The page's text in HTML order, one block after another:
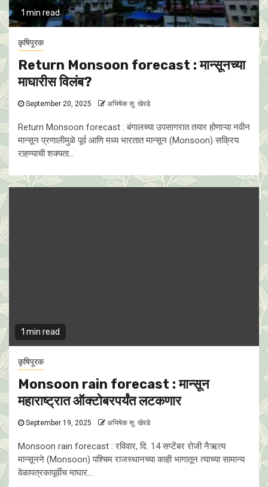
1 min read
कृषिपूरक
Return Monsoon forecast : मान्सूनच्या
माघारीस विलंब?
September 20, 2025 अभिषेक सु. खेरडे
Return Monsoon forecast : बंगालच्या उपसागरात तयार होणाऱ्या नवीन
मान्सून प्रणालीमुळे पूर्व आणि मध्य भारतात मान्सून (Monsoon) सक्रिय
राहण्याची शक्यता...
1 min read
कृषिपूरक
Monsoon rain forecast : मान्सून
महाराष्ट्रात ऑक्टोबरपर्यंत लटकणार
September 19, 2025 अभिषेक सु. खेरडे
Monsoon rain forecast : रविवार, दि. 14 सप्टेंबर रोजी नैऋत्य
मान्सूनने (Monsoon) पश्चिम राजस्थानच्या काही भागातून त्याच्या सामान्य
वेळापत्रकापूर्वीच माघार...